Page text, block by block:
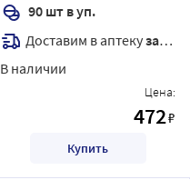
90 шт в уп.
Доставим в аптекузавтра
В наличии
Цена:
472₽
Купить